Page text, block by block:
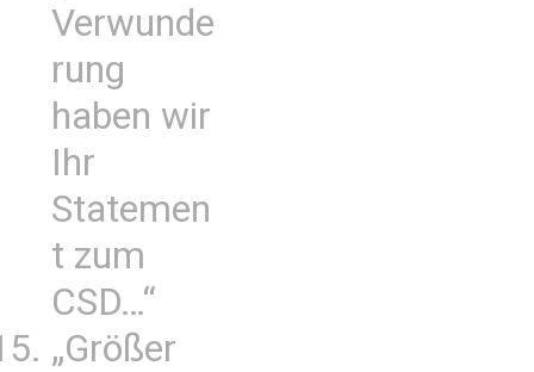
Verwunde
rung
haben wir
Ihr
Statemen
t zum
CSD…“
„Größer